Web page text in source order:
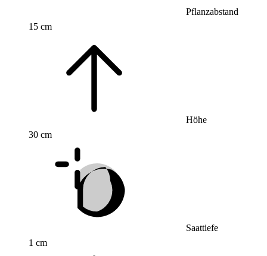
Pflanzabstand
15 cm
Höhe
30 cm
Saattiefe
1 cm